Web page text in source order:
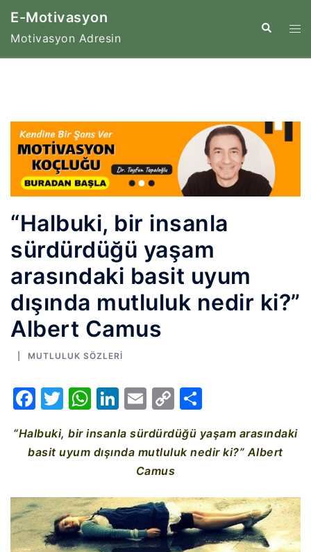
İçeriğe
E-Motivasyon
Motivasyon Adresin
Search
“Halbuki, bir insanla
sürdürdüğü yaşam
arasındaki basit uyum
dışında mutluluk nedir ki?”
Albert Camus
MUTLULUK SÖZLERI
Facebook
Twitter
WhatsApp
LinkedIn
Email
Copy
“Halbuki, bir insanla sürdürdüğü yaşam arasındaki
basit uyum dışında mutluluk nedir ki?” Albert
Camus